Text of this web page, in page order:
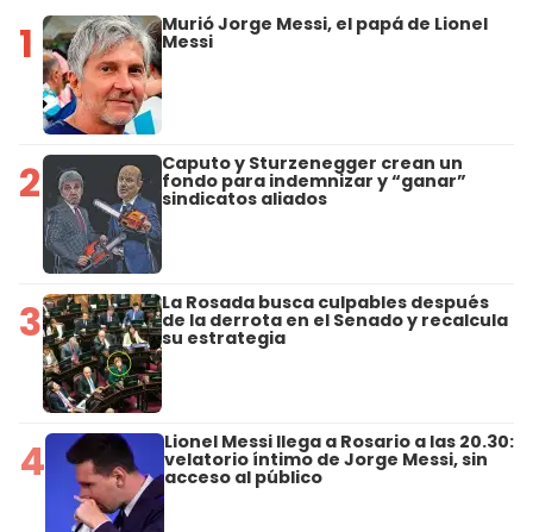
1 Murió Jorge Messi, el papá de Lionel
Messi
2 Caputo y Sturzenegger crean un
fondo para indemnizar y “ganar”
sindicatos aliados
3 La Rosada busca culpables después
de la derrota en el Senado y recalcula
su estrategia
4 Lionel Messi llega a Rosario a las 20.30:
velatorio íntimo de Jorge Messi, sin
acceso al público